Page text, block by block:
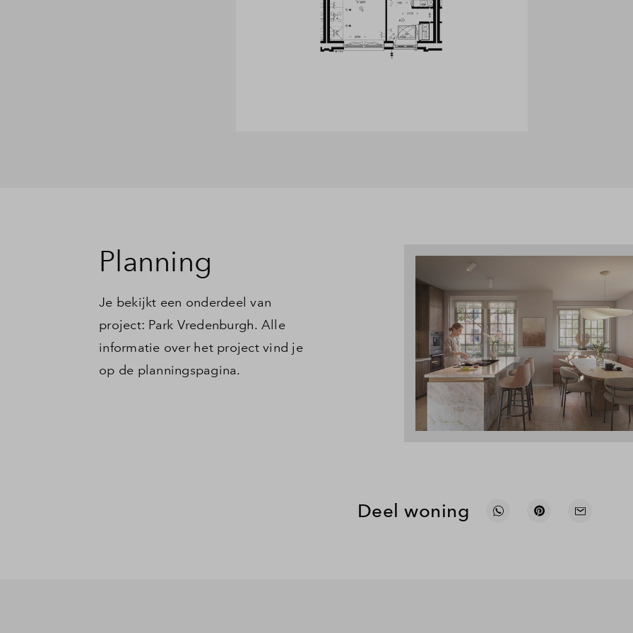
Planning
Je bekijkt een onderdeel van
project: Park Vredenburgh. Alle
informatie over het project vind je
op de planningspagina.
Deel woning